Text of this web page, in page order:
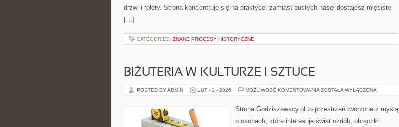
drzwi i rolety. Strona koncentruje się na praktyce: zamiast pustych haseł dostajesz mięsiste
[…]
CATEGORIES: ZNANE PROCESY HISTORYCZNE
BIŻUTERIA W KULTURZE I SZTUCE
POSTED BY ADMIN LUT - 1 - 2026 MOŻLIWOŚĆ KOMENTOWANIA BIŻUTERIA
SZTUCE
ZOSTAŁA WYŁĄCZONA
Strona Godziszewscy.pl to przestrzeń tworzone z myślą
o osobach, które interesuje świat ozdób, obrączki